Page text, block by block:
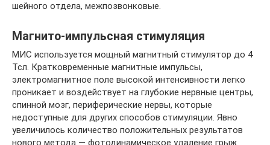
шейного отдела, межпозвонковые.
Магнито-импульсная стимуляция
МИС используется мощный магнитный стимулятор до 4
Тсл. Кратковременные магнитные импульсы,
электромагнитное поле высокой интенсивности легко
проникает и воздействует на глубокие нервные центры,
спинной мозг, периферические нервы, которые
недоступные для других способов стимуляции. Явно
увеличилось количество положительных результатов
нового метода — фотодинамическое удаление грыж